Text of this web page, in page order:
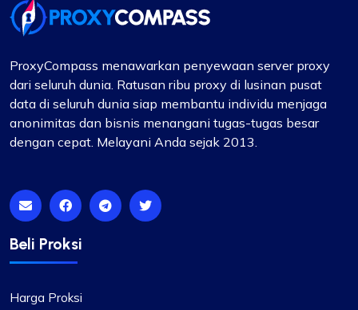
Tidak buruk
saya terkejut dengan kelancaran layanan dan
banyaknya pilihan yang tersedia. Proksi mereka
dapat diandalkan dan efisien untuk kebutuhan
pengembangan saya. Saya berharap bisnis Anda
sukses dan berkembang!
ProxyCompass menawarkan penyewaan server proxy
dari seluruh dunia. Ratusan ribu proxy di lusinan pusat
data di seluruh dunia siap membantu individu menjaga
anonimitas dan bisnis menangani tugas-tugas besar
dengan cepat. Melayani Anda sejak 2013.
Beli Proksi
Harga Proksi